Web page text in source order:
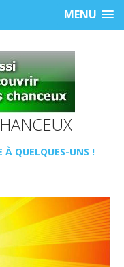
MENU
À QUELQUES-UNS !